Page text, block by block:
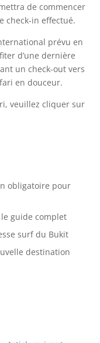
de commencer
check-in effectué.
prévu en
d’une dernière
un check-out vers
en douceur.
veuillez cliquer sur
obligatoire pour
guide complet
surf du Bukit
destination